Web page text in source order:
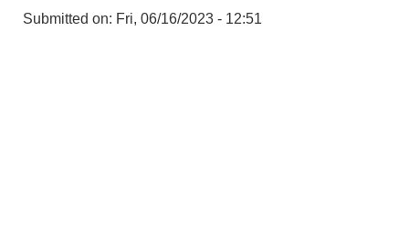
Submitted on: Fri, 06/16/2023 - 12:51